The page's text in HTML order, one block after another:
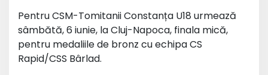
Pentru CSM-Tomitanii Constanța U18 urmează
sâmbătă, 6 iunie, la Cluj-Napoca, finala mică,
pentru medaliile de bronz cu echipa CS
Rapid/CSS Bârlad.